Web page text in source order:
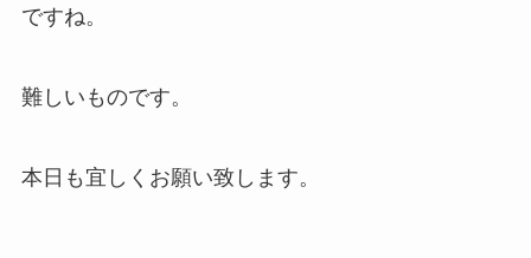
ですね。
難しいものです。
本日も宜しくお願い致します。